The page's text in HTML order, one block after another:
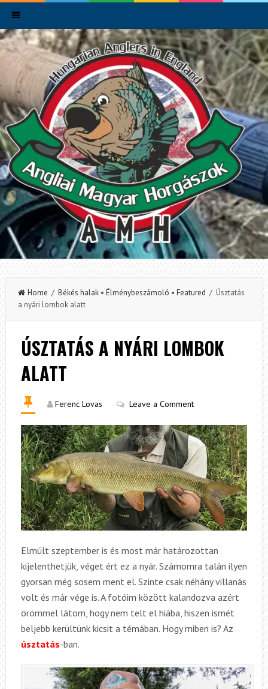
Home / Békés halak• Élménybeszámoló • Featured / Úsztatás
a nyári lombok alatt
ÚSZTATÁS A NYÁRI LOMBOK
ALATT
Ferenc Lovas Leave a Comment
Elmúlt szeptember is és most már határozottan
kijelenthetjük, véget ért ez a nyár. Számomra talán ilyen
gyorsan még sosem ment el. Szinte csak néhány villanás
volt és már vége is. A fotóim között kalandozva azért
örömmel látom, hogy nem telt el hiába, hiszen ismét
beljebb kerültünk kicsit a témában. Hogy miben is? Az
úsztatás-ban.